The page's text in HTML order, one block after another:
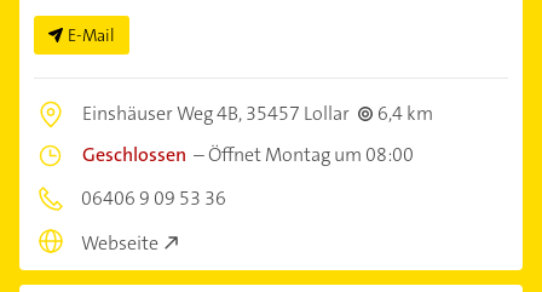
E-Mail
Einshäuser Weg 4B,35457 Lollar
6,4 km
Geschlossen –Öffnet Montag um 08:00
06406 9 09 53 36
Webseite